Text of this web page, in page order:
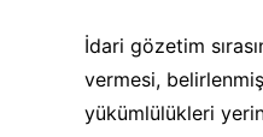
İdari gözetim
vermesi,
yükümlülükleri